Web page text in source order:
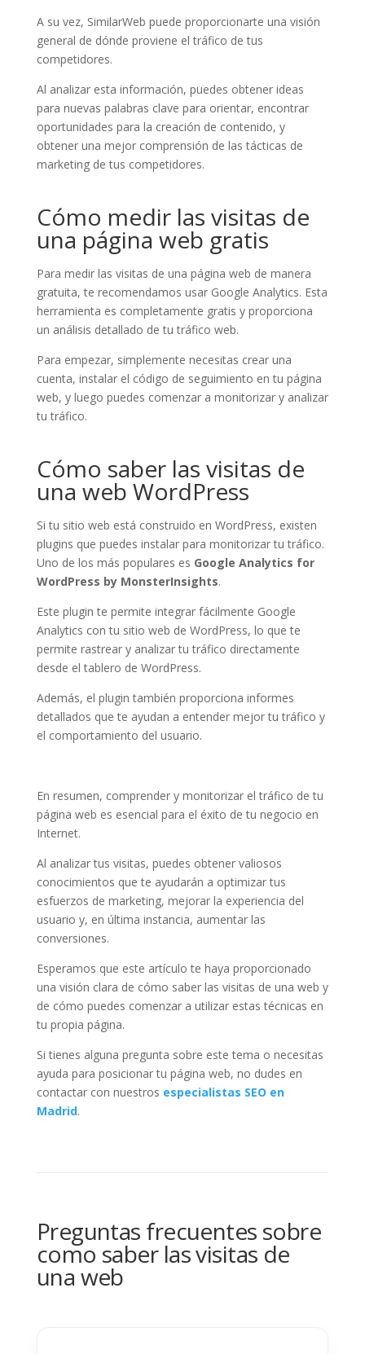
A su vez, SimilarWeb puede proporcionarte una visión
general de dónde proviene el tráfico de tus
competidores.
Al analizar esta información, puedes obtener ideas
para nuevas palabras clave para orientar, encontrar
oportunidades para la creación de contenido, y
obtener una mejor comprensión de las tácticas de
marketing de tus competidores.
Cómo medir las visitas de
una página web gratis
Para medir las visitas de una página web de manera
gratuita, te recomendamos usar Google Analytics. Esta
herramienta es completamente gratis y proporciona
un análisis detallado de tu tráfico web.
Para empezar, simplemente necesitas crear una
cuenta, instalar el código de seguimiento en tu página
web, y luego puedes comenzar a monitorizar y analizar
tu tráfico.
Cómo saber las visitas de
una web WordPress
Si tu sitio web está construido en WordPress, existen
plugins que puedes instalar para monitorizar tu tráfico.
Uno de los más populares es Google Analytics for
WordPress by MonsterInsights.
Este plugin te permite integrar fácilmente Google
Analytics con tu sitio web de WordPress, lo que te
permite rastrear y analizar tu tráfico directamente
desde el tablero de WordPress.
Además, el plugin también proporciona informes
detallados que te ayudan a entender mejor tu tráfico y
el comportamiento del usuario.
En resumen, comprender y monitorizar el tráfico de tu
página web es esencial para el éxito de tu negocio en
Internet.
Al analizar tus visitas, puedes obtener valiosos
conocimientos que te ayudarán a optimizar tus
esfuerzos de marketing, mejorar la experiencia del
usuario y, en última instancia, aumentar las
conversiones.
Esperamos que este artículo te haya proporcionado
una visión clara de cómo saber las visitas de una web y
de cómo puedes comenzar a utilizar estas técnicas en
tu propia página.
Si tienes alguna pregunta sobre este tema o necesitas
ayuda para posicionar tu página web, no dudes en
contactar con nuestros especialistas SEO en
Madrid.
Preguntas frecuentes sobre
como saber las visitas de
una web